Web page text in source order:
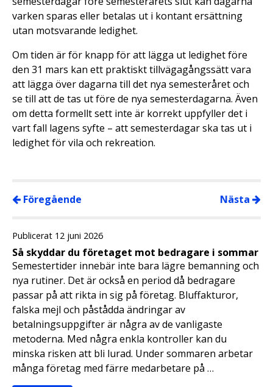
varken sparas eller betalas ut i kontant ersättning
utan motsvarande ledighet.
Om tiden är för knapp för att lägga ut ledighet före
den 31 mars kan ett praktiskt tillvägagångssätt vara
att lägga över dagarna till det nya semesteråret och
se till att de tas ut före de nya semesterdagarna. Även
om detta formellt sett inte är korrekt uppfyller det i
vart fall lagens syfte – att semesterdagar ska tas ut i
ledighet för vila och rekreation.
Föregående Nästa
Publicerat 12 juni 2026
Så skyddar du företaget mot bedragare i sommar
Semestertider innebär inte bara lägre bemanning och
nya rutiner. Det är också en period då bedragare
passar på att rikta in sig på företag. Bluffakturor,
falska mejl och påstådda ändringar av
betalningsuppgifter är några av de vanligaste
metoderna. Med några enkla kontroller kan du
minska risken att bli lurad. Under sommaren arbetar
många företag med färre medarbetare på …